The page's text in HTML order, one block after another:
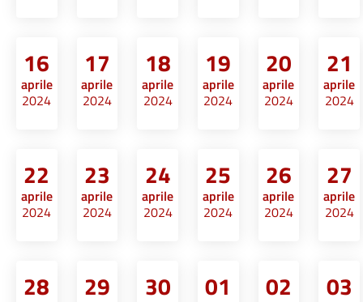
16
aprile
2024
17
aprile
2024
18
aprile
2024
19
aprile
2024
20
aprile
2024
21
aprile
2024
22
aprile
2024
23
aprile
2024
24
aprile
2024
25
aprile
2024
26
aprile
2024
27
aprile
2024
28 29 30 01 02 03